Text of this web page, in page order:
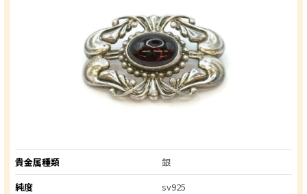
貴金属種類
銀
純度
sv925